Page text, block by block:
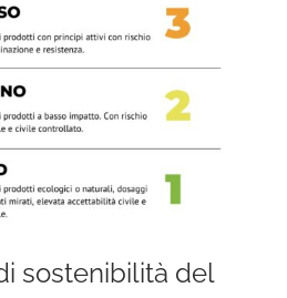
sostenibilità del